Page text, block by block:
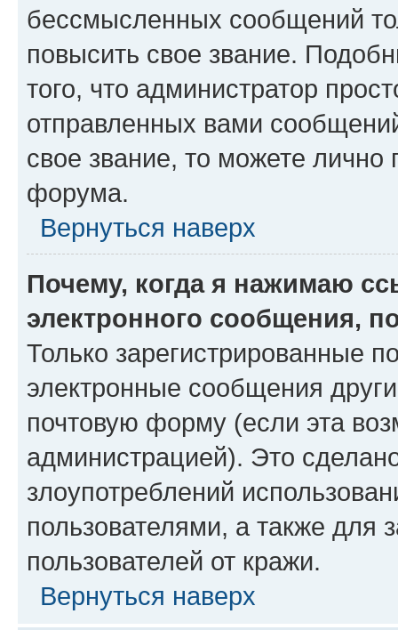
бессмысленных сообщений
повысить свое звание.
того, что администратор
отправленных вами
свое звание, то можете лично
форума.
Вернуться наверх
Почему, когда я нажимаю
электронного сообщения,
Только зарегистрированные
электронные сообщения
почтовую форму (если эта
администрацией). Это
злоупотреблений
пользователями, а также для
пользователей от кражи.
Вернуться наверх